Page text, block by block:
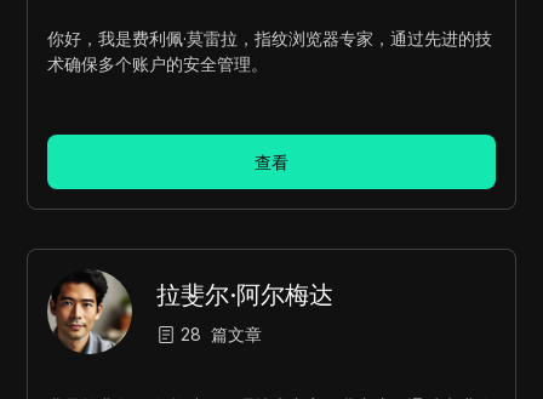
你好，我是费利佩·莫雷拉，指纹浏览器专家，通过先进的技
术确保多个账户的安全管理。
查看
拉斐尔·阿尔梅达
28 篇文章